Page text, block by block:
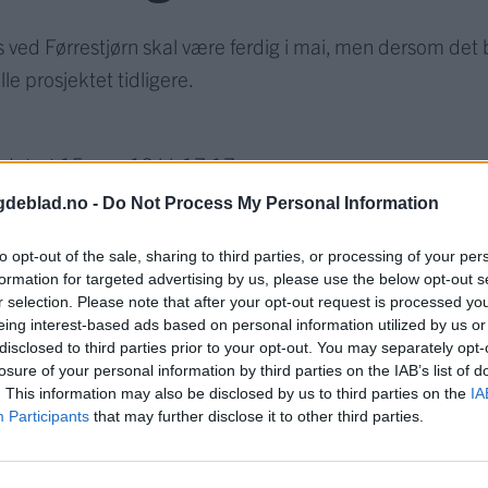
- Do Not Process My Personal Information
opt-out of the sale, sharing to third parties, or processing of your
for targeted advertising by us, please use the below opt-out
selection. Please note that after your opt-out request is processed
interest-based ads based on personal information utilized by us
to third parties prior to your opt-out. You may separately
of your personal information by third parties on the IAB’s list of
This information may also be disclosed by us to third parties on the
Participants that may further disclose it to other third parties.
Førrestjørn skal være ferdig i mai, men dersom
prosjektet tidligere.
15. aug 19 kl. 17:17
blir en altfor kald vinter, kan vi bli fortere ferdig,
gjør jobben vanskeligere, og da tar ting ofte litt lengre